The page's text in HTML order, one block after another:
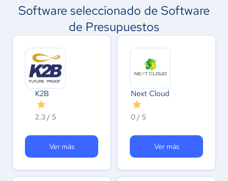
Software seleccionado de Software
de Presupuestos
K2B
2.3 / 5
Ver más
Next Cloud
0 / 5
Ver más